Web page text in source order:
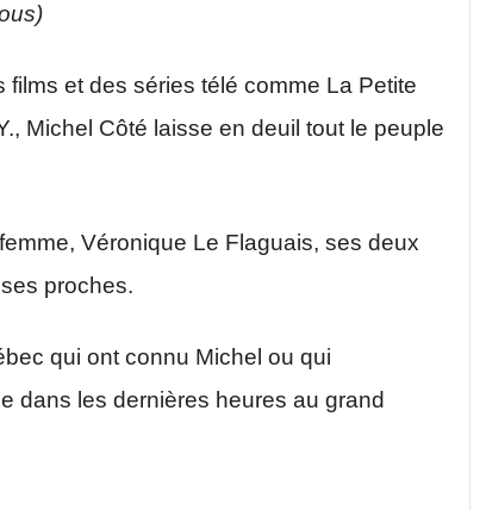
et des séries télé comme La Petite
Michel Côté laisse en deuil tout le peuple
Véronique Le Flaguais, ses deux
proches.
qui ont connu Michel ou qui
dans les dernières heures au grand